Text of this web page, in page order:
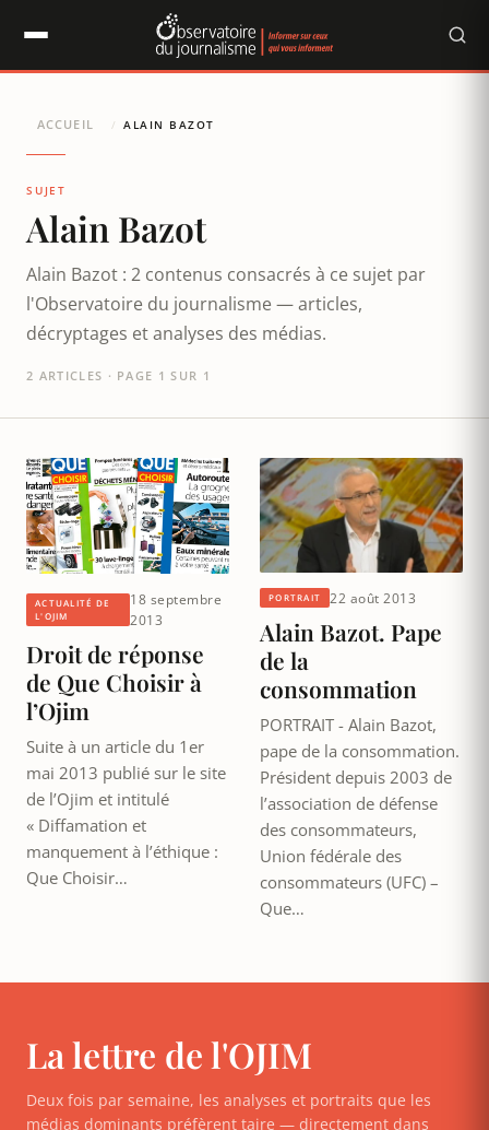
ACCUEIL / ALAIN BAZOT
SUJET
Alain Bazot
Alain Bazot : 2 contenus consacrés à ce sujet par
l'Observatoire du journalisme — articles,
décryptages et analyses des médias.
2 ARTICLES · PAGE 1 SUR 1
ACTUALITÉ DE
L'OJIM
18 septembre
2013
Droit de réponse
de Que Choisir à
l’Ojim
Suite à un article du 1er
mai 2013 publié sur le site
de l’Ojim et intitulé
« Diffamation et
manquement à l’éthique :
Que Choisir…
PORTRAIT 22 août 2013
Alain Bazot. Pape
de la
consommation
PORTRAIT - Alain Bazot,
pape de la consommation.
Président depuis 2003 de
l’association de défense
des consommateurs,
Union fédérale des
consommateurs (UFC) –
Que…
La lettre de l'OJIM
Deux fois par semaine, les analyses et portraits que les
médias dominants préfèrent taire — directement dans
Panneau de gestion des cookies